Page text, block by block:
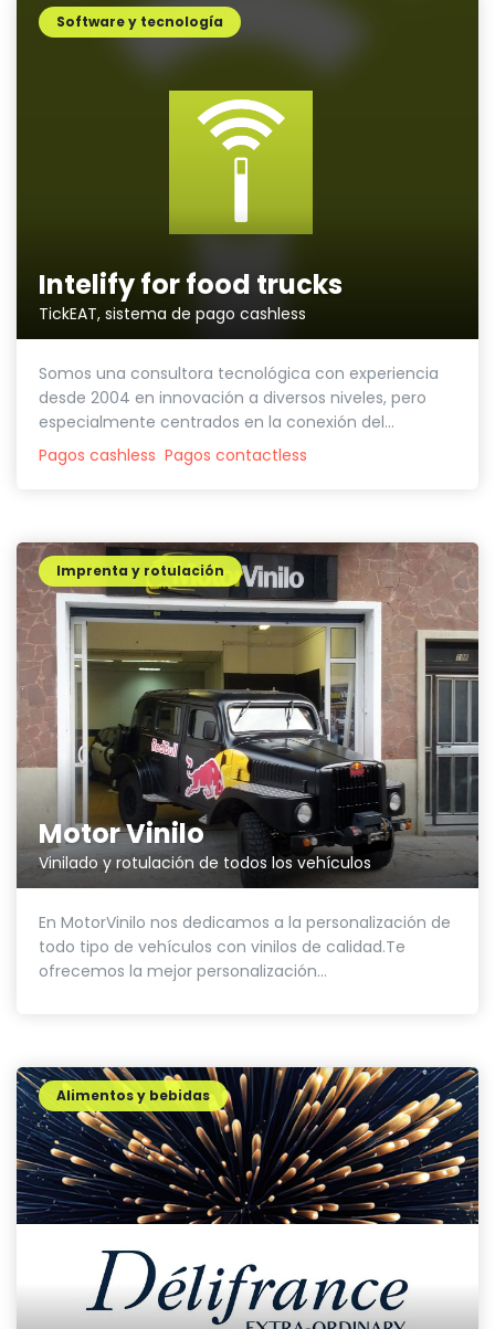
Intelify for food trucks
TickEAT, sistema de pago cashless
Software y tecnología
Somos una consultora tecnológica con experiencia
desde 2004 en innovación a diversos niveles, pero
especialmente centrados en la conexión del...
Pagos cashless Pagos contactless
Motor Vinilo
Vinilado y rotulación de todos los vehículos
Imprenta y rotulación
En MotorVinilo nos dedicamos a la personalización de
todo tipo de vehículos con vinilos de calidad.Te
ofrecemos la mejor personalización...
Alimentos y bebidas